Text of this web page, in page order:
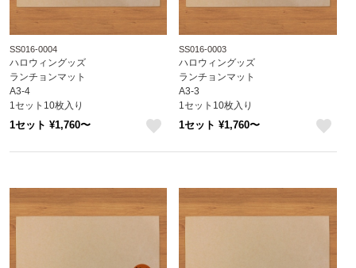
SS016-0004
ハロウィングッズ
ランチョンマット
A3-4
1セット10枚入り
1セット ¥1,760〜
SS016-0003
ハロウィングッズ
ランチョンマット
A3-3
1セット10枚入り
1セット ¥1,760〜